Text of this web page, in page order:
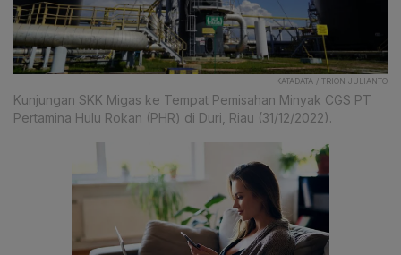
KATADATA / TRION JULIANTO
Kunjungan SKK Migas ke Tempat Pemisahan Minyak CGS PT
Pertamina Hulu Rokan (PHR) di Duri, Riau (31/12/2022).